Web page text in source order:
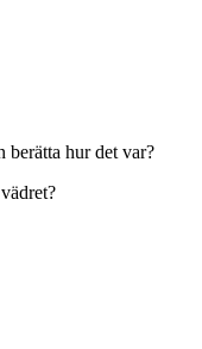
berätta hur det var?